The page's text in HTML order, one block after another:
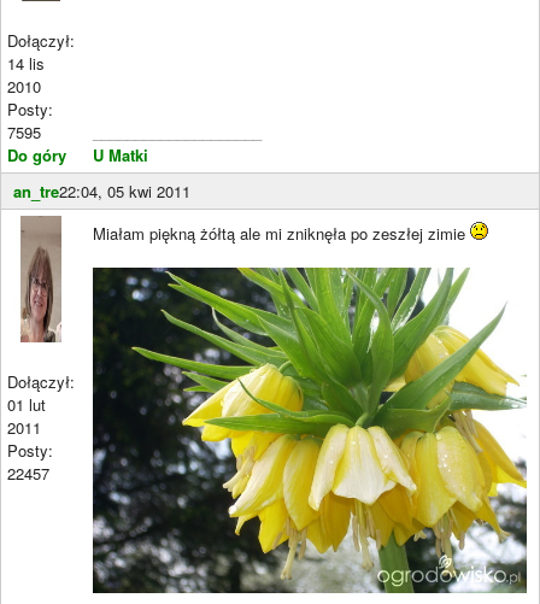
Dołączył:
14 lis
2010
Posty:
7595
Do góry
U Matki
an_tre22:04, 05 kwi 2011
Dołączył:
01 lut
2011
Posty:
22457
Miałam piękną żółtą ale mi zniknęła po zeszłej zimie